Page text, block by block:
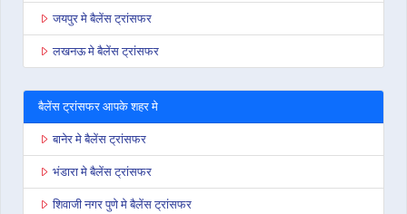
जयपुर मे बैलेंस ट्रांसफर
लखनऊ मे बैलेंस ट्रांसफर
बैलेंस ट्रांसफर आपके शहर मे
बानेर मे बैलेंस ट्रांसफर
भंडारा मे बैलेंस ट्रांसफर
शिवाजी नगर पुणे मे बैलेंस ट्रांसफर